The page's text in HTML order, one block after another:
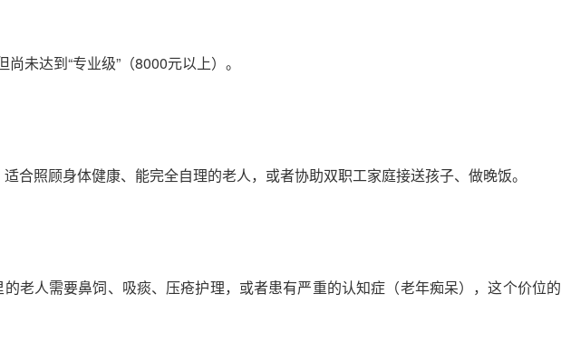
未达到“专业级”（8000元以上）。
合照顾身体健康、能完全自理的老人，或者协助双职工家庭接送孩子、做晚饭。
老人需要鼻饲、吸痰、压疮护理，或者患有严重的认知症（老年痴呆），这个价位的